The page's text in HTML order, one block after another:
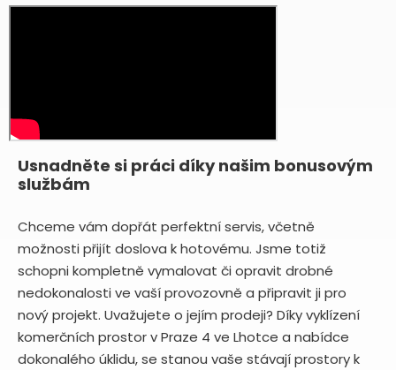
Usnadněte si práci díky našim bonusovým
službám
Chceme vám dopřát perfektní servis, včetně
možnosti přijít doslova k hotovému. Jsme totiž
schopni kompletně vymalovat či opravit drobné
nedokonalosti ve vaší provozovně a připravit ji pro
nový projekt. Uvažujete o jejím prodeji? Díky vyklízení
komerčních prostor v Praze 4 ve Lhotce a nabídce
dokonalého úklidu, se stanou vaše stávají prostory k